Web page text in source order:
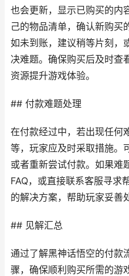
也会更新，显示已购买的内
己的物品清单，确认新购买
如未到账，建议稍等片刻，
决难题。确保购买后及时查
资源提升游戏体验。
## 付款难题处理
在付款经过中，若出现任何
等，玩家应及时采取措施。
或者重新尝试付款。如果难
FAQ，或直接联系客服寻求
的解决方案，帮助玩家妥善
## 见解汇总
通过了解黑神话悟空的付款
骤，确保顺利购买所需的游